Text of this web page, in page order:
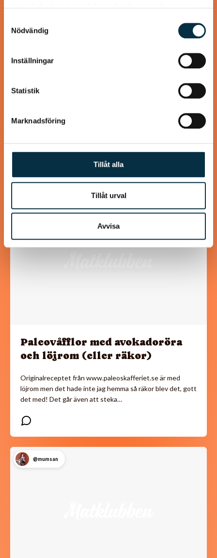
annons- och analysföretag som vi samarbetar med.
Dessa kan i sin tur kombinera informationen med annan
information som du har tillhandahållit eller som de har
samlat in när du har använt deras tjänster.
Nödvändig
Inställningar
Statistik
Marknadsföring
Tillåt alla
Tillåt urval
Avvisa
Godaste sillröran
@mumsan
Paleovåfflor med avokadoröra
och löjrom (eller räkor)
Originalreceptet från www.paleoskafferiet.se är med
löjrom men det hade inte jag hemma så räkor blev det, gott
det med! Det går även att steka…
@mumsan